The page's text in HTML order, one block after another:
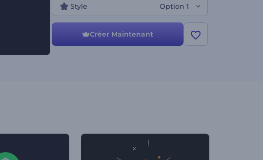
Style Option 1
Créer Maintenant